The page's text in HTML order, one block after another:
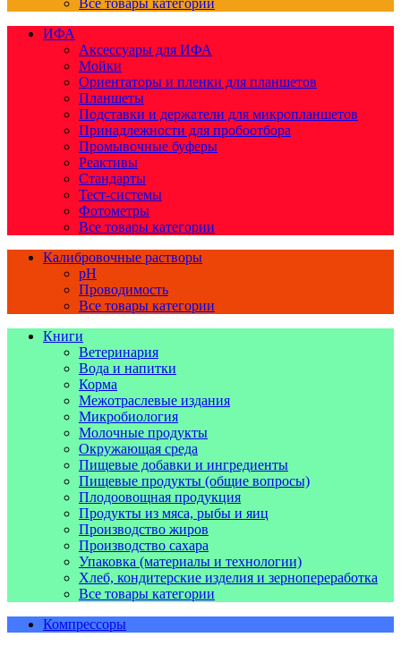
Все товары категории
ИФА
Аксессуары для ИФА
Мойки
Ориентаторы и пленки для планшетов
Планшеты
Подставки и держатели для микропланшетов
Принадлежности для пробоотбора
Промывочные буферы
Реактивы
Стандарты
Тест-системы
Фотометры
Все товары категории
Калибровочные растворы
pH
Проводимость
Все товары категории
Книги
Ветеринария
Вода и напитки
Корма
Межотраслевые издания
Микробиология
Молочные продукты
Окружающая среда
Пищевые добавки и ингредиенты
Пищевые продукты (общие вопросы)
Плодоовощная продукция
Продукты из мяса, рыбы и яиц
Производство жиров
Производство сахара
Упаковка (материалы и технологии)
Хлеб, кондитерские изделия и зернопереработка
Все товары категории
Компрессоры